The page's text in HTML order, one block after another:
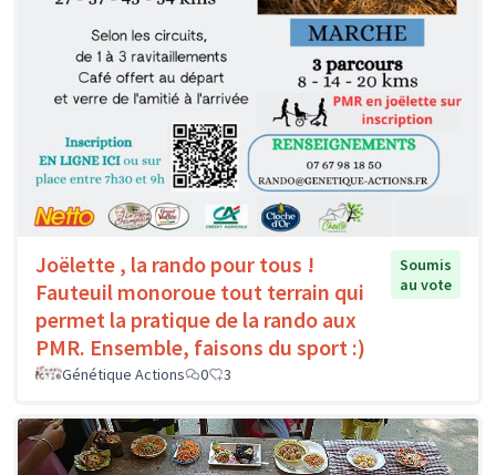
Joëlette , la rando pour tous !
Fauteuil monoroue tout terrain qui
permet la pratique de la rando aux
PMR. Ensemble, faisons du sport :)
Soumis
au vote
Génétique Actions 0 3